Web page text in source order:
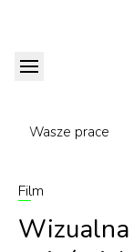
Wasze prace
Film